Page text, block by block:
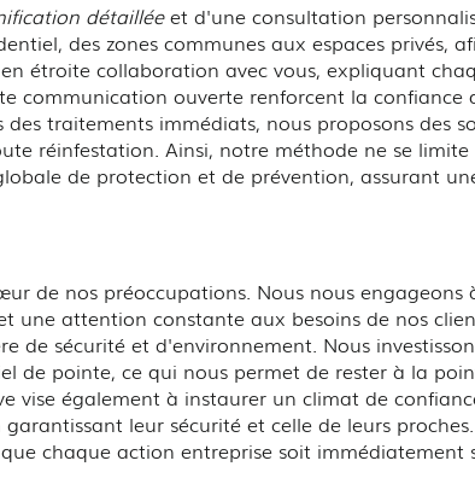
détailléeet d'une consultation
des zones communes aux espaces privés,
étroite collaboration avec vous, expliquant
communication ouverte renforcent la confiance
des traitements immédiats, nous proposons des
réinfestation. Ainsi, notre méthode ne se
de protection et de prévention, assurant
de nos préoccupations. Nous nous
une attention constante aux besoins de nos
de sécurité et d'environnement. Nous
de pointe, ce qui nous permet de rester à la
également à instaurer un climat de
leur sécurité et celle de leurs
chaque action entreprise soit immédiatement